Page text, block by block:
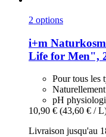
2 options
i+m
Life for Men",
Pour tous les
pH
10,90 € (43,60 € /
Livraison jusqu'au